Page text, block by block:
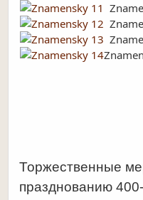
Торжественные
празднованию